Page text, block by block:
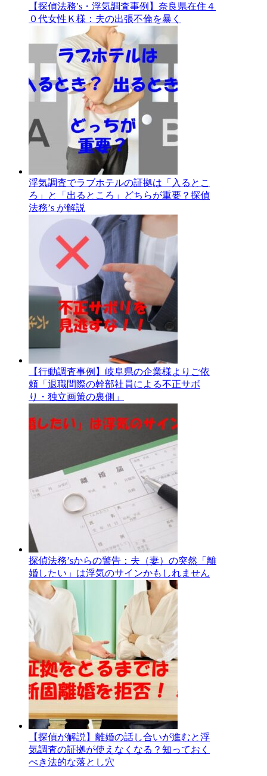
【探偵法務′s・浮気調査事例】奈良県在住４
０代女性Ｋ様：夫の出張不倫を暴く
浮気調査でラブホテルの証拠は「入るとこ
ろ」と「出るところ」どちらが重要？探偵
法務’s が解説
【行動調査事例】岐阜県の企業様よりご依
頼「退職間際の幹部社員による不正サボ
り・独立画策の裏側」
探偵法務’sからの警告：夫（妻）の突然「離
婚したい」は浮気のサインかもしれません
【探偵が解説】離婚の話し合いが進むと浮
気調査の証拠が使えなくなる？知っておく
べき法的な落とし穴